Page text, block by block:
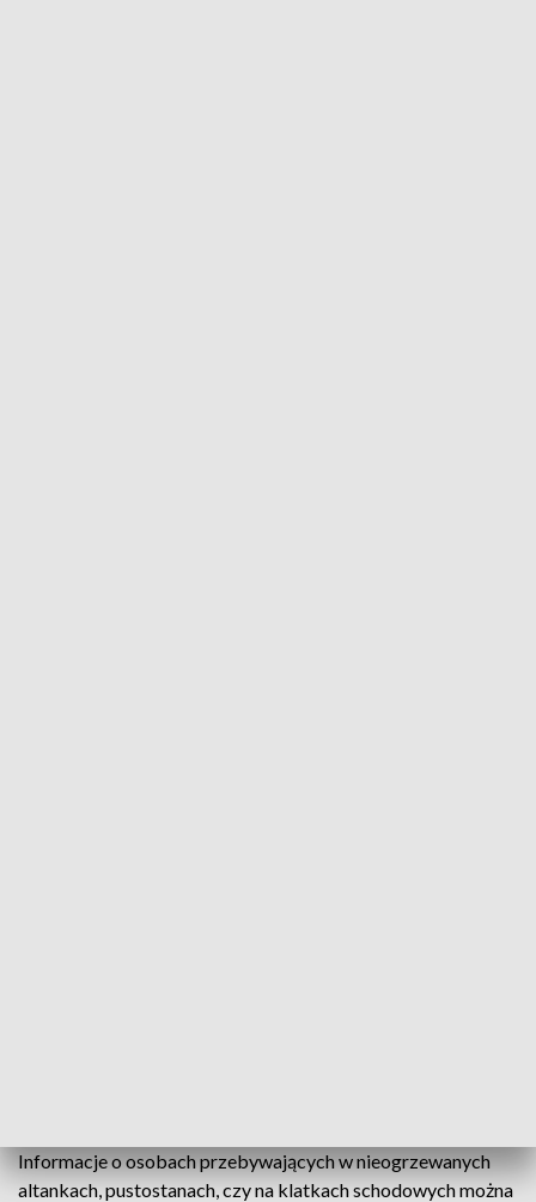
Informacje o osobach przebywających w nieogrzewanych
altankach, pustostanach, czy na klatkach schodowych można